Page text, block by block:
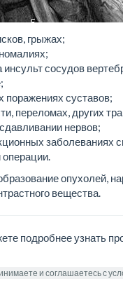
грыжах;
инсульт сосудов
поражениях суставов;
переломах, других
нервов;
заболеваниях
опухолей,
вещества.
подробнее узнать
и соглашаетесь с